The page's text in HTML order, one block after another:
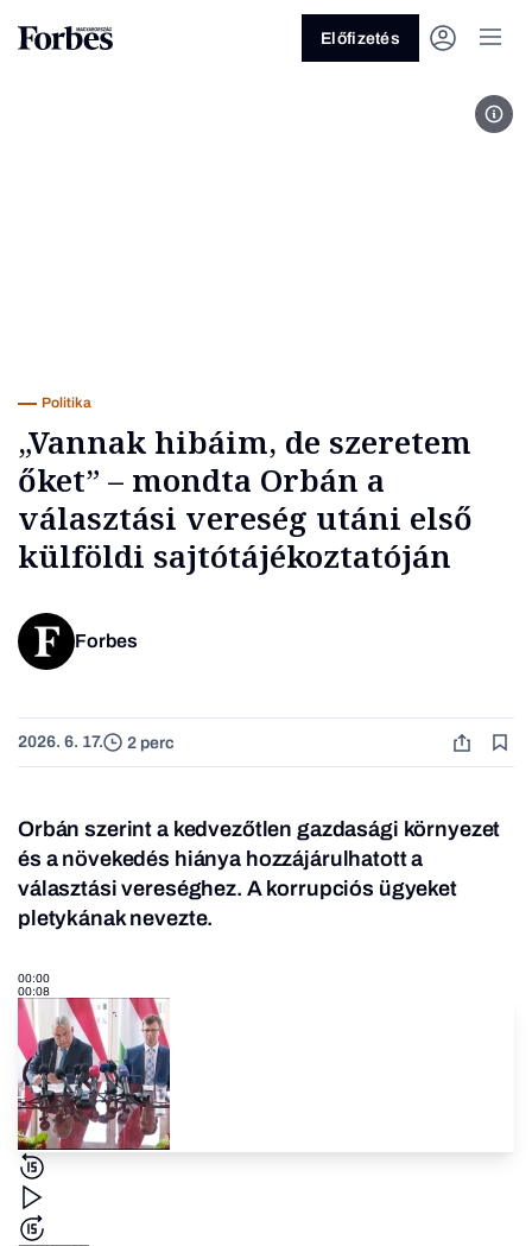
Előfizetés
Politika
„Vannak hibáim, de szeretem
őket” – mondta Orbán a
választási vereség utáni első
külföldi sajtótájékoztatóján
Forbes
2026. 6. 17. 2 perc
Orbán szerint a kedvezőtlen gazdasági környezet
és a növekedés hiánya hozzájárulhatott a
választási vereséghez. A korrupciós ügyeket
pletykának nevezte.
00:00
00:08